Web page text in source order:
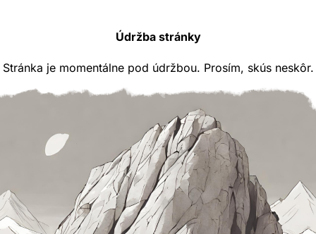
Údržba stránky
Stránka je momentálne pod údržbou. Prosím, skús neskôr.